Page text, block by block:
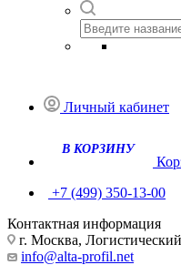
Личный кабинет
В КОРЗИНУ
+7 (499) 350-13-00
Контактная информация
г. Москва,
info@alta-profil.net